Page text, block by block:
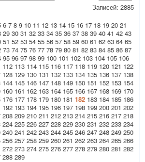
Записей: 2885
6 7 8 9 10 11 12 13 14 15 16 17 18 19 20 21
29 30 31 32 33 34 35 36 37 38 39 40 41 42 43
51 52 53 54 55 56 57 58 59 60 61 62 63 64 65
73 74 75 76 77 78 79 80 81 82 83 84 85 86 87
95 96 97 98 99 100 101 102 103 104 105 106
112 113 114 115 116 117 118 119 120 121 122
128 129 130 131 132 133 134 135 136 137 138
144 145 146 147 148 149 150 151 152 153 154
160 161 162 163 164 165 166 167 168 169 170
176 177 178 179 180 181 182 183 184 185 186
192 193 194 195 196 197 198 199 200 201 202
208 209 210 211 212 213 214 215 216 217 218
224 225 226 227 228 229 230 231 232 233 234
240 241 242 243 244 245 246 247 248 249 250
256 257 258 259 260 261 262 263 264 265 266
272 273 274 275 276 277 278 279 280 281 282
288 289